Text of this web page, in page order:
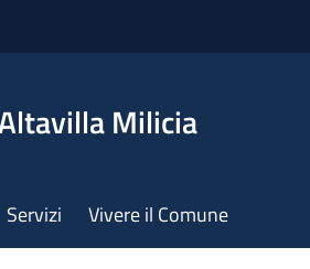
Milicia
Servizi Vivere il Comune